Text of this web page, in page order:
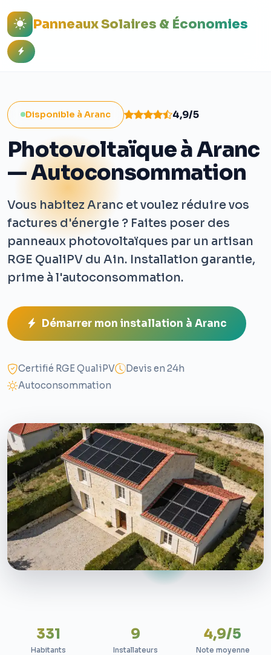
Panneaux Solaires & Économies
Disponible à Aranc 4,9/5
Photovoltaïque à Aranc
— Autoconsommation
Vous habitez Aranc et voulez réduire vos
factures d'énergie ? Faites poser des
panneaux photovoltaïques par un artisan
RGE QualiPV du Ain. Installation garantie,
prime à l'autoconsommation.
Démarrer mon installation à Aranc
Certifié RGE QualiPV
Devis en 24h
Autoconsommation
331
Habitants
9
Installateurs
4,9/5
Note moyenne